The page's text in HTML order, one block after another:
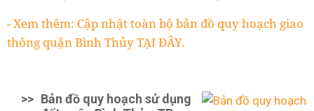
- Xem thêm: Cập nhật toàn bộ bản đồ quy hoạch giao
thông quận Bình Thủy TẠI ĐÂY.
>> Bản đồ quy hoạch sử dụng